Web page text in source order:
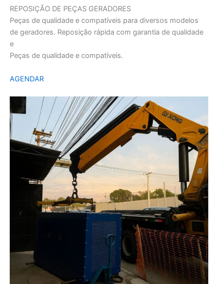
REPOSIÇÃO DE PEÇAS GERADORES
Peças de qualidade e compatíveis para diversos modelos
de geradores. Reposição rápida com garantia de qualidade
e
Peças de qualidade e compatíveis.
AGENDAR